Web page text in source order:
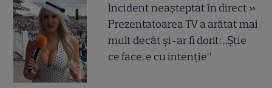
Incident neașteptat în direct »
Prezentatoarea TV a arătat mai
mult decât și-ar fi dorit: „Știe
ce face, e cu intenție”